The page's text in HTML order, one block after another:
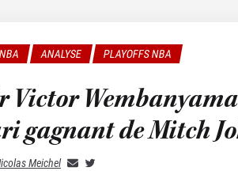
ANALYSE PLAYOFFS NBA
Victor
gagnant de Mitch
Meichel